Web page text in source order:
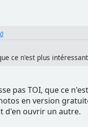
ce n'est plus
pas TOI, que ce
en version
d'en ouvrir un autre.